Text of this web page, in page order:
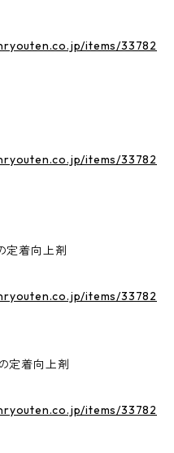
items/33782
items/33782
定着向上剤
items/33782
定着向上剤
items/33782